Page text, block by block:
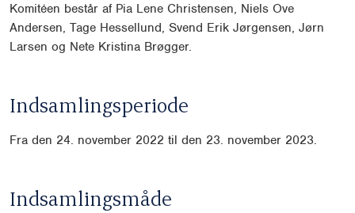
Komitéen består af Pia Lene Christensen, Niels Ove
Andersen, Tage Hessellund, Svend Erik Jørgensen, Jørn
Larsen og Nete Kristina Brøgger.
Indsamlingsperiode
Fra den 24. november 2022 til den 23. november 2023.
Indsamlingsmåde